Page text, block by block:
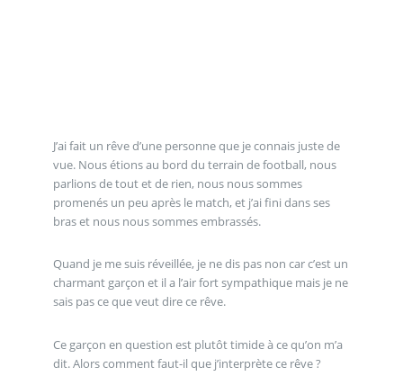
J’ai fait un rêve d’une personne que je connais juste de
vue. Nous étions au bord du terrain de football, nous
parlions de tout et de rien, nous nous sommes
promenés un peu après le match, et j’ai fini dans ses
bras et nous nous sommes embrassés.
Quand je me suis réveillée, je ne dis pas non car c’est un
charmant garçon et il a l’air fort sympathique mais je ne
sais pas ce que veut dire ce rêve.
Ce garçon en question est plutôt timide à ce qu’on m’a
dit. Alors comment faut-il que j’interprète ce rêve ?